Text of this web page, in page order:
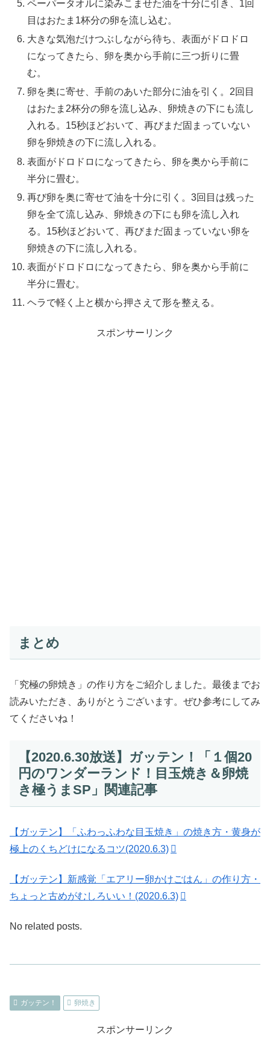
ペーパータオルに染みこませた油を十分に引き、1回
目はおたま1杯分の卵を流し込む。
大きな気泡だけつぶしながら待ち、表面がドロドロ
になってきたら、卵を奥から手前に三つ折りに畳
む。
卵を奥に寄せ、手前のあいた部分に油を引く。2回目
はおたま2杯分の卵を流し込み、卵焼きの下にも流し
入れる。15秒ほどおいて、再びまだ固まっていない
卵を卵焼きの下に流し入れる。
表面がドロドロになってきたら、卵を奥から手前に
半分に畳む。
再び卵を奥に寄せて油を十分に引く。3回目は残った
卵を全て流し込み、卵焼きの下にも卵を流し入れ
る。15秒ほどおいて、再びまだ固まっていない卵を
卵焼きの下に流し入れる。
表面がドロドロになってきたら、卵を奥から手前に
半分に畳む。
ヘラで軽く上と横から押さえて形を整える。
スポンサーリンク
まとめ
「究極の卵焼き」の作り方をご紹介しました。最後までお
読みいただき、ありがとうございます。ぜひ参考にしてみ
てくださいね！
【2020.6.30放送】ガッテン！「１個20
円のワンダーランド！目玉焼き＆卵焼
き極うまSP」関連記事
【ガッテン】「ふわっふわな目玉焼き」の焼き方・黄身が
極上のくちどけになるコツ(2020.6.3)
【ガッテン】新感覚「エアリー卵かけごはん」の作り方・
ちょっと古めがむしろいい！(2020.6.3)
No related posts.
ガッテン！ 卵焼き
スポンサーリンク